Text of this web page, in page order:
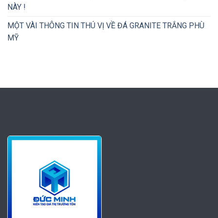
NÀY !
MỘT VÀI THÔNG TIN THÚ VỊ VỀ ĐÁ GRANITE TRẮNG PHÙ
MỸ